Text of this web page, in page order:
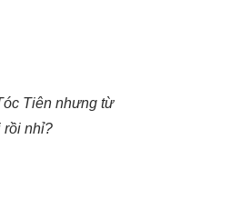
Tiên nhưng từ
rồi nhỉ?